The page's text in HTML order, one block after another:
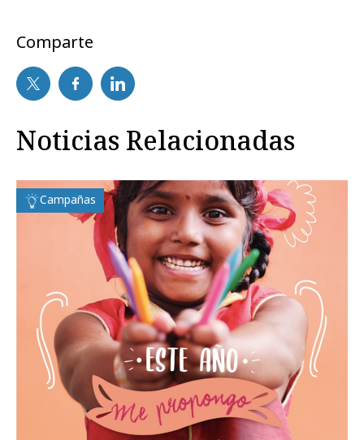
Comparte
Noticias Relacionadas
Campañas